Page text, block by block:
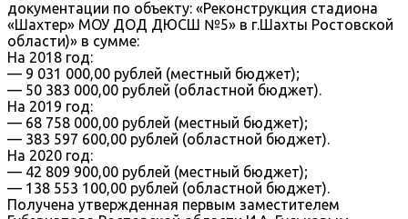
документации по объекту: «Реконструкция стадиона
«Шахтер» МОУ ДОД ДЮСШ №5» в г.Шахты Ростовской
области)» в сумме:
На 2018 год:
— 9 031 000,00 рублей (местный бюджет);
— 50 383 000,00 рублей (областной бюджет).
На 2019 год:
— 68 758 000,00 рублей (местный бюджет);
— 383 597 600,00 рублей (областной бюджет).
На 2020 год:
— 42 809 900,00 рублей (местный бюджет);
— 138 553 100,00 рублей (областной бюджет).
Получена утвержденная первым заместителем